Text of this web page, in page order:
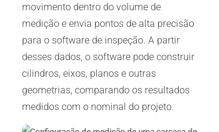
movimento dentro do volume de
medição e envia pontos de alta precisão
para o software de inspeção. A partir
desses dados, o software pode construir
cilindros, eixos, planos e outras
geometrias, comparando os resultados
medidos com o nominal do projeto.